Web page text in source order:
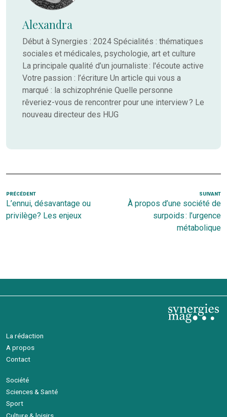
Alexandra
Début à Synergies : 2024 Spécialités : thématiques
sociales et médicales, psychologie, art et culture
La principale qualité d’un journaliste : l'écoute active
Votre passion : l’écriture Un article qui vous a
marqué : la schizophrénie Quelle personne
rêveriez-vous de rencontrer pour une interview ? Le
nouveau directeur des HUG
Navigation
de
l’article
Article
précédent
PRÉCÉDENT
L’ennui, désavantage ou
privilège? Les enjeux
SUIVANT
À propos d’une société de
surpoids : l’urgence
métabolique
La rédaction
A propos
Contact
Société
Sciences & Santé
Sport